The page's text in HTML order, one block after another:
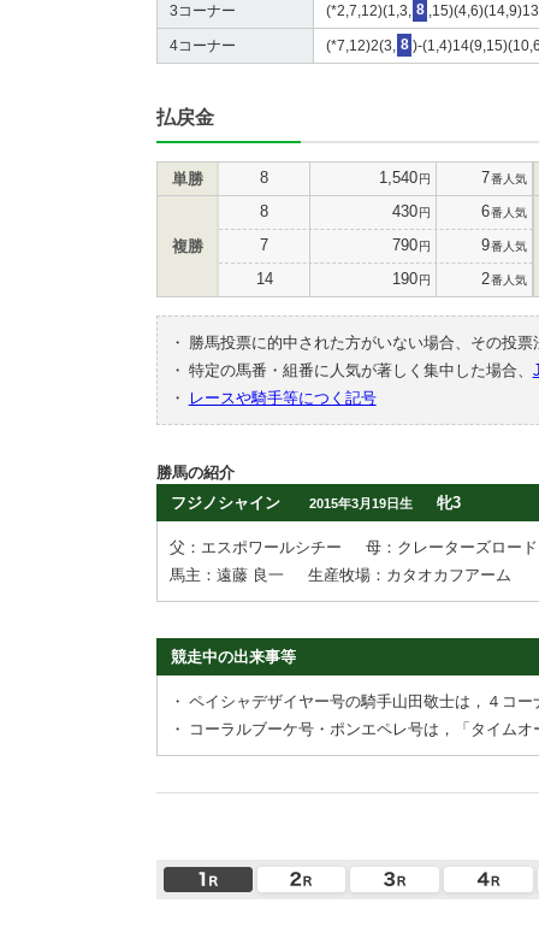
3コーナー (*2,7,12)(1,3, 8
4コーナー (*7,12)2(3, 8 )-
払戻金
単勝 8 1,540円 7番人気
複勝
8 430円 6番人気
7 790円 9番人気
14 190円 2番人気
・
勝馬投票に的中された方がいない場合、その投
・ 特定の馬番・組番に人気が著しく集中した場合、
・
レースや騎手等につく記号
勝馬の紹介
フジノシャイン
2015年3月19日生 牝3
父：エスポワールシチー
母：クレーターズロード
馬主：遠藤 良一
生産牧場：カタオカフアーム
競走中の出来事等
・ ペイシャデザイヤー号の騎手山田敬士は，４コ
・
コーラルブーケ号・ポンエペレ号は，「タイム